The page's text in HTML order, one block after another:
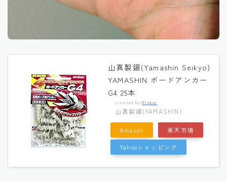
山真製鋸(Yamashin Seikyo)
YAMASHIN ボードアンカー
G4 25本
created byRinker
山真製鋸(YAMASHIN)
Amazon 楽天市場
Yahooショッピング